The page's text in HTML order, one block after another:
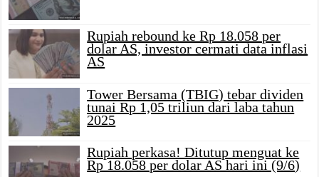
Rupiah rebound ke Rp 18.058 per
dolar AS, investor cermati data inflasi
AS
Tower Bersama (TBIG) tebar dividen
tunai Rp 1,05 triliun dari laba tahun
2025
Rupiah perkasa! Ditutup menguat ke
Rp 18.058 per dolar AS hari ini (9/6)